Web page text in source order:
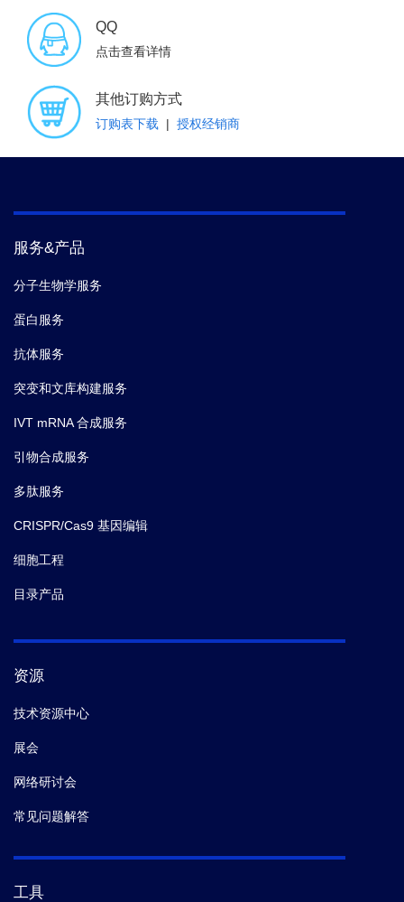
QQ
点击查看详情
其他订购方式
订购表下载 | 授权经销商
服务&产品
分子生物学服务
蛋白服务
抗体服务
突变和文库构建服务
IVT mRNA 合成服务
引物合成服务
多肽服务
CRISPR/Cas9 基因编辑
细胞工程
目录产品
资源
技术资源中心
展会
网络研讨会
常见问题解答
工具